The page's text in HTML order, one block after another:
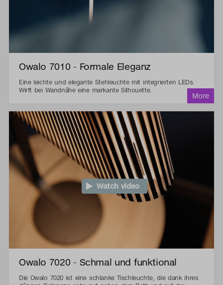
Owalo 7010 - Formale Eleganz
Eine leichte und elegante Stehleuchte mit integrierten LEDs.
Wirft bei Wandnähe eine markante Silhouette.
Watch video
Owalo 7020 - Schmal und funktional
Die Owalo 7020 ist eine schlanke Tischleuchte, die dank ihres